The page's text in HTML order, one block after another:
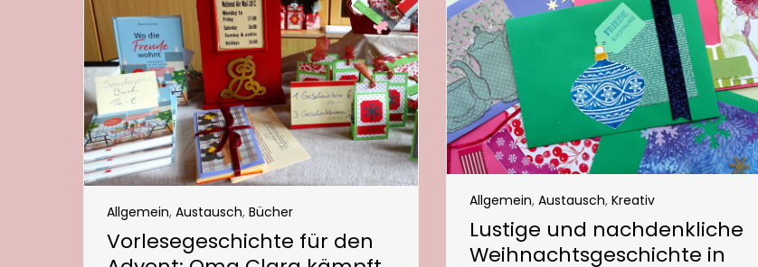
Allgemein, Austausch, Bücher
Vorlesegeschichte für den
Allgemein, Austausch, Kreativ
Lustige und nachdenkliche
Weihnachtsgeschichte in